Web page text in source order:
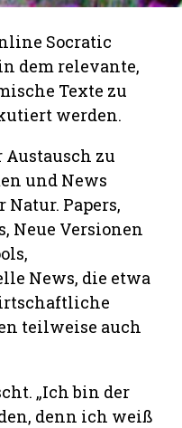
Socratic
dem relevante,
Texte zu
werden.
zu
und News
Papers,
Neue Versionen
News, die etwa
teilweise auch
„Ich bin der
denn ich weiß